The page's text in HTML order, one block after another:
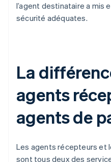
l’agent destinataire a mis
sécurité adéquates.
La
agents
agents de
Les agents récepteurs et
sont tous deux des